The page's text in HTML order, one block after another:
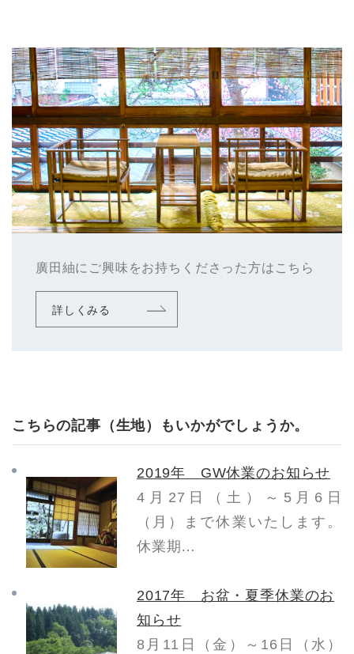
廣田紬にご興味をお持ちくださった方はこちら
詳しくみる
こちらの記事（生地）もいかがでしょうか。
2019年 GW休業のお知らせ
4月27日（土）～5月6日
（月）まで休業いたします。
休業期…
2017年 お盆・夏季休業のお
知らせ
8月11日（金）～16日（水）